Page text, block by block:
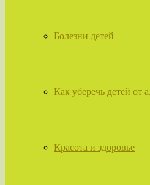
Болезни детей
Как уберечь детей от
Красота и здоровье